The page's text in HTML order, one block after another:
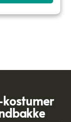
kostumer